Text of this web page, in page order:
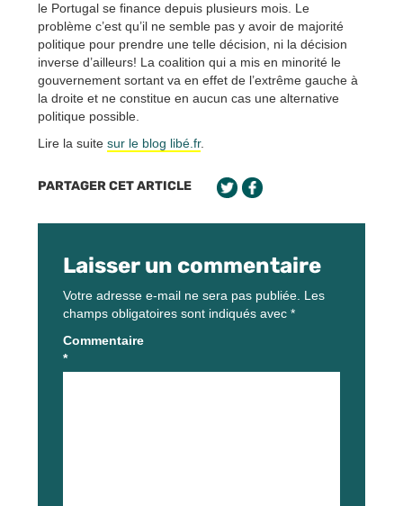
le Portugal se finance depuis plusieurs mois. Le
problème c’est qu’il ne semble pas y avoir de majorité
politique pour prendre une telle décision, ni la décision
inverse d’ailleurs! La coalition qui a mis en minorité le
gouvernement sortant va en effet de l’extrême gauche à
la droite et ne constitue en aucun cas une alternative
politique possible.
Lire la suite sur le blog libé.fr.
PARTAGER CET ARTICLE
Laisser un commentaire
Votre adresse e-mail ne sera pas publiée. Les
champs obligatoires sont indiqués avec *
Commentaire
*